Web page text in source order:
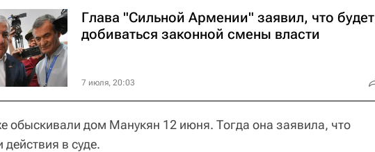
Глава "Сильной Армении" заявил, что будет
добиваться законной смены власти
7 июля, 20:03
обыскивали дом Манукян 12 июня. Тогда она заявила, что
действия в суде.